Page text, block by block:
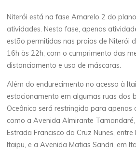
Niterói está na fase Amarelo 2 do
atividades. Nesta fase, apenas
estão permitidas nas praias de Niterói
16h às 22h, com o cumprimento das
distanciamento e uso de máscaras.
Além do endurecimento no acesso à
estacionamento em algumas ruas dos
Oceânica será restringido para apenas
como a Avenida Almirante
Estrada Francisco da Cruz Nunes,
Itaipu, e a Avenida Matias Sandri, em